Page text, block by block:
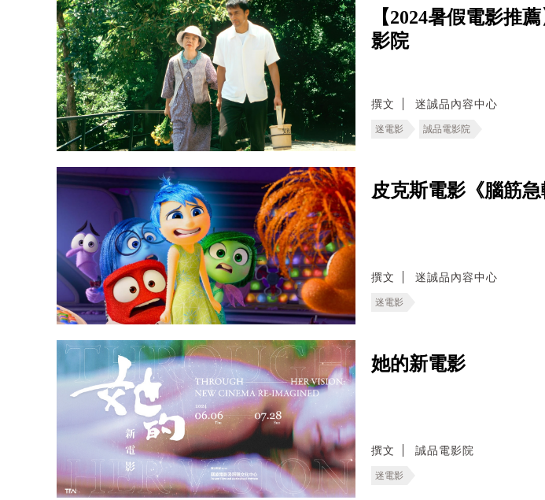
【2024暑假電影推
影院
撰文 迷誠品內容中心
迷電影 誠品電影院
皮克斯電影《腦筋
撰文 迷誠品內容中心
迷電影
她的新電影
撰文 誠品電影院
迷電影